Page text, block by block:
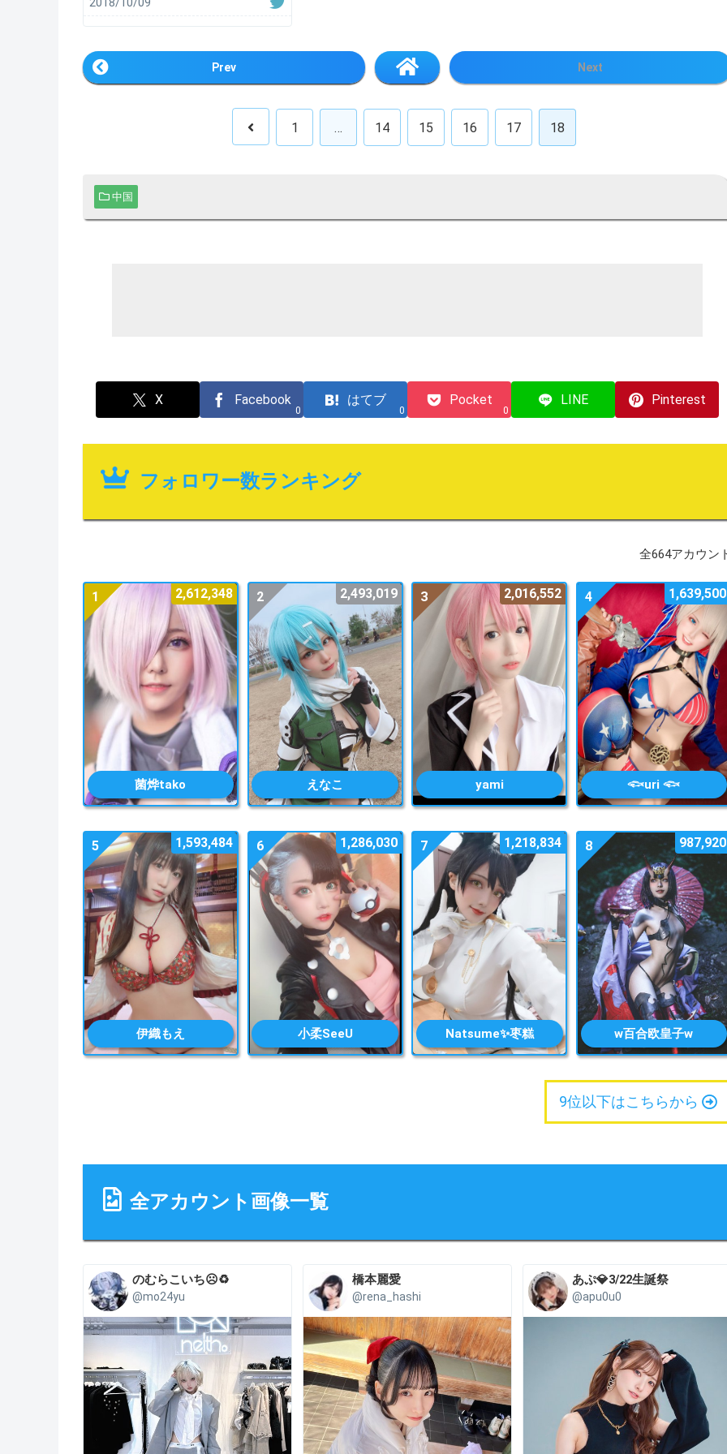
Prev Next
1 … 14 15 16 17 18
中国
X Facebook
0
はてブ
0
Pocket
0
LINE Pinterest
フォロワー数ランキング
全664アカウン
菌烨tako
1 2,612,348
えなこ
2 2,493,019
yami
3 2,016,552
𓆟uri 𓆟
4 1,639,500
伊織もえ
5 1,593,484
小柔SeeU
6 1,286,030
Natsume✨枣糕
7 1,218,834
w百合欧皇子w
8 987,920
9位以下はこちらから
全アカウント画像一覧
のむらこいち☹️♻️
@mo24yu
橋本麗愛
@rena_hashi
あぷ💎3/22生誕祭
@apu0u0